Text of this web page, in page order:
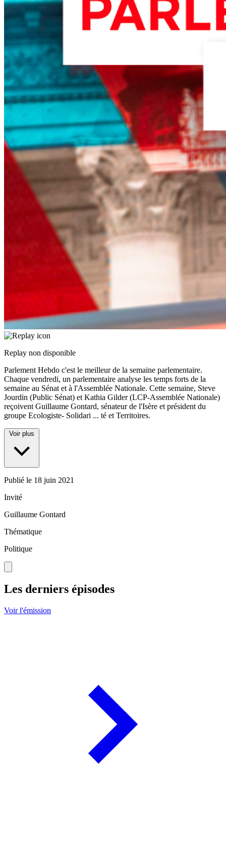
Replay non disponible
Parlement Hebdo c'est le meilleur de la semaine parlementaire.
Chaque vendredi, un parlementaire analyse les temps forts de la
semaine au Sénat et à l'Assemblée Nationale. Cette semaine, Steve
Jourdin (Public Sénat) et Kathia Gilder (LCP-Assemblée Nationale)
reçoivent Guillaume Gontard, sénateur de l'Isère et président du
groupe Ecologiste- Solidari ... té et Territoires.
Voir plus
Publié le 18 juin 2021
Invité
Guillaume Gontard
Thématique
Politique
Les derniers épisodes
Voir l'émission